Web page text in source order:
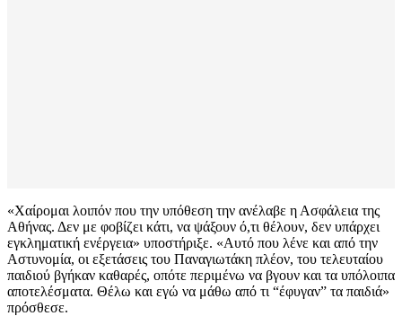
«Χαίρομαι λοιπόν που την υπόθεση την ανέλαβε η Ασφάλεια της
Αθήνας. Δεν με φοβίζει κάτι, να ψάξουν ό,τι θέλουν, δεν υπάρχει
εγκληματική ενέργεια» υποστήριξε. «Αυτό που λένε και από την
Αστυνομία, οι εξετάσεις του Παναγιωτάκη πλέον, του τελευταίου
παιδιού βγήκαν καθαρές, οπότε περιμένω να βγουν και τα υπόλοιπα
αποτελέσματα. Θέλω και εγώ να μάθω από τι “έφυγαν” τα παιδιά»
πρόσθεσε.